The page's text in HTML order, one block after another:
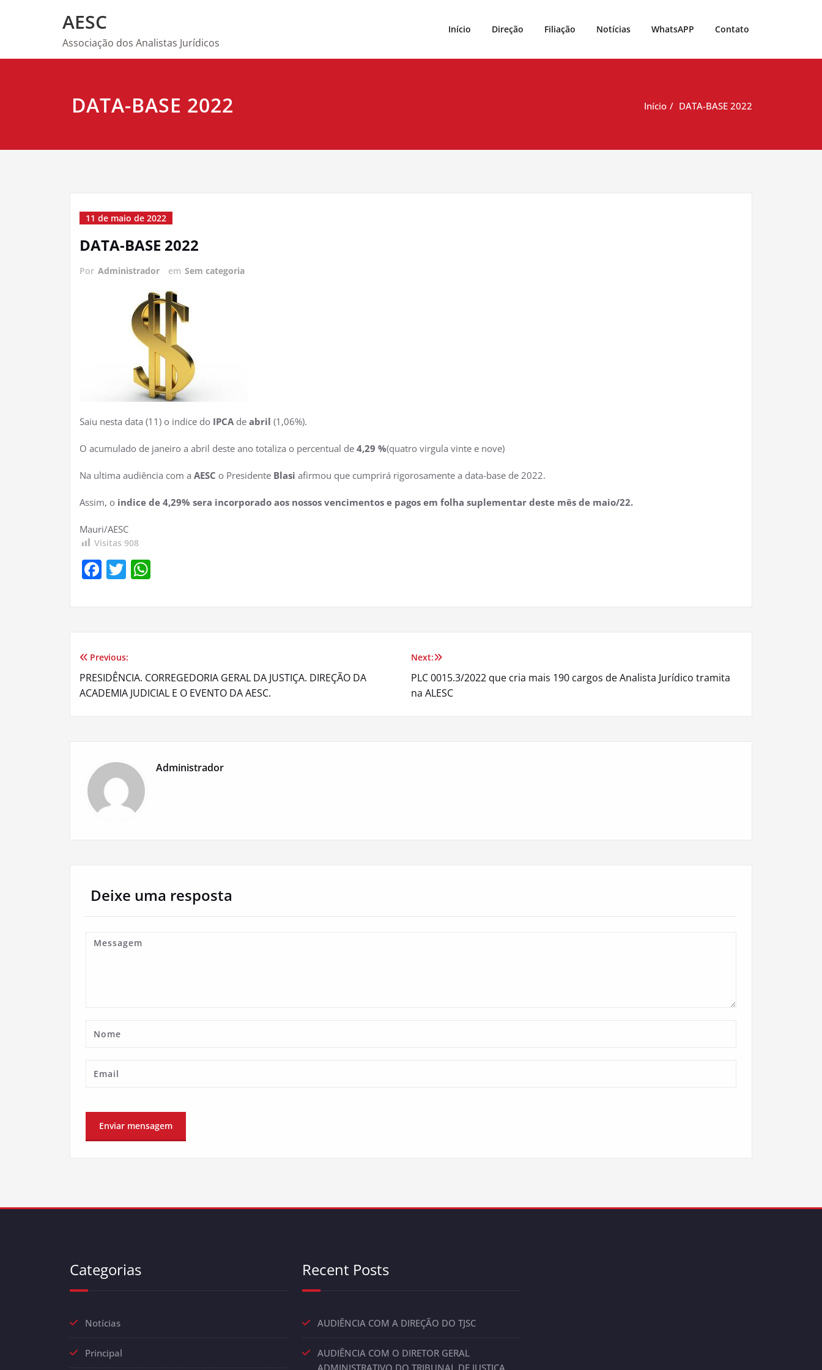
AESC
Associação dos Analistas Jurídicos
Início Direção Filiação Notícias WhatsAPP Contato
DATA-BASE 2022 Início DATA-BASE 2022
11 de maio de 2022
DATA-BASE 2022
Por Administrador em Sem categoria
Saiu nesta data (11) o indice do IPCA de abril (1,06%).
O acumulado de janeiro a abril deste ano totaliza o percentual de 4,29 %(quatro virgula vinte e nove)
Na ultima audiência com a AESC o Presidente Blasi afirmou que cumprirá rigorosamente a data-base de 2022.
Assim, o indice de 4,29% sera incorporado aos nossos vencimentos e pagos em folha suplementar deste mês de maio/22.
Mauri/AESC
Visitas 908
Facebook
Twitter
Navegação
de
Previous:
PRESIDÊNCIA. CORREGEDORIA GERAL DA JUSTIÇA. DIREÇÃO DA
ACADEMIA JUDICIAL E O EVENTO DA AESC.
Next:
PLC 0015.3/2022 que cria mais 190 cargos de Analista Jurídico tramita
na ALESC
Administrador
Deixe uma resposta
Categorias
Notícias
Principal
Recent Posts
AUDIÊNCIA COM A DIREÇÃO DO TJSC
AUDIÊNCIA COM O DIRETOR GERAL